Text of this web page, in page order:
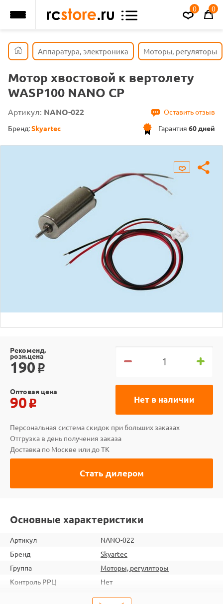
0 0
Аппаратура, электроника Моторы, регуляторы
Мотор хвостовой к вертолету
WASP100 NANO CP
Артикул: NANO-022
Оставить отзыв
Гарантия 60 дней
Бренд:Skyartec
Рекоменд.
розн.цена
190 o
Нет в наличии
Оптовая цена
90 o
Персональная система скидок при больших заказах
Отгрузка в день получения заказа
Доставка по Москве или до ТК
Стать дилером
Основные характеристики
Артикул
NANO-022
Бренд
Skyartec
Группа
Моторы, регуляторы
Контроль РРЦ
Нет
2000000019499